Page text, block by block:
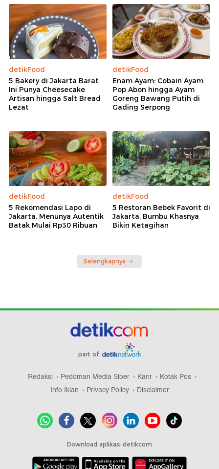
detikFood
5 Bakery di Jakarta Barat
Ini Punya Cheesecake
Artisan hingga Salt Bread
Lezat
detikFood
Enam Ayam: Cobain Ayam
Pop Abon hingga Ayam
Goreng Bawang Putih di
Gading Serpong
detikFood
5 Rekomendasi Lapo di
Jakarta, Menunya Autentik
Batak Mulai Rp30 Ribuan
detikFood
5 Restoran Bebek Favorit di
Jakarta, Bumbu Khasnya
Bikin Ketagihan
Selengkapnya
part of
Redaksi Pedoman Media Siber Karir
Kotak Pos
Info Iklan
Privacy Policy Disclaimer
Download aplikasi detikcom